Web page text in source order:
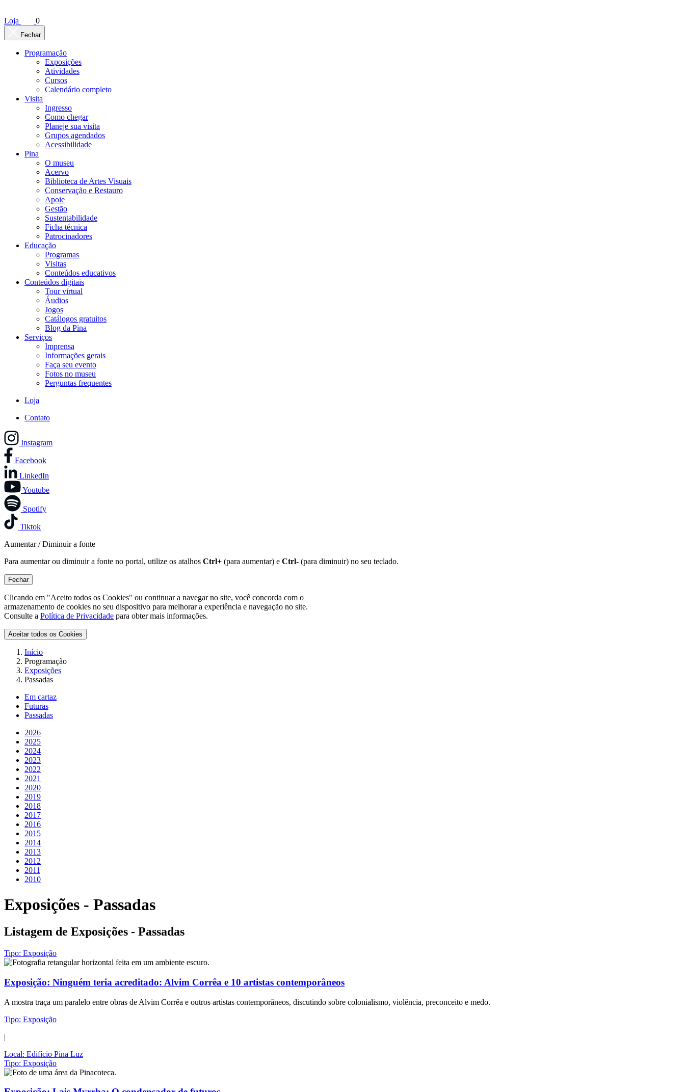
Loja 0
Fechar
Programação
Exposições
Atividades
Cursos
Calendário completo
Visita
Ingresso
Como chegar
Planeje sua visita
Grupos agendados
Acessibilidade
Pina
O museu
Acervo
Biblioteca de Artes Visuais
Conservação e Restauro
Apoie
Gestão
Sustentabilidade
Ficha técnica
Patrocinadores
Educação
Programas
Visitas
Conteúdos educativos​
Conteúdos digitais
Tour virtual
Áudios
Jogos
Catálogos gratuitos
Blog da Pina
Serviços
Imprensa
Informações gerais
Faça seu evento
Fotos no museu
Perguntas frequentes
Loja
Contato
Instagram
Facebook
LinkedIn
Youtube
Spotify
Tiktok
Aumentar / Diminuir a fonte
Para aumentar ou diminuir a fonte no portal, utilize os atalhos Ctrl+ (para aumentar) e Ctrl- (para diminuir) no seu teclado.
Fechar
Clicando em "Aceito todos os Cookies" ou continuar a navegar no site, você concorda com o
armazenamento de cookies no seu dispositivo para melhorar a experiência e navegação no site.
Consulte a Política de Privacidade para obter mais informações.
Aceitar todos os Cookies
Início
Programação
Exposições
Passadas
Em cartaz
Futuras
Passadas
2026
2025
2024
2023
2022
2021
2020
2019
2018
2017
2016
2015
2014
2013
2012
2011
2010
Exposições - Passadas
Listagem de Exposições - Passadas
Tipo: Exposição
Exposição: Ninguém teria acreditado: Alvim Corrêa e 10 artistas contemporâneos
A mostra traça um paralelo entre obras de Alvim Corrêa e outros artistas contemporâneos, discutindo sobre colonialismo, violência, preconceito e medo.
Tipo: Exposição
|
Local: Edifício Pina Luz
Tipo: Exposição